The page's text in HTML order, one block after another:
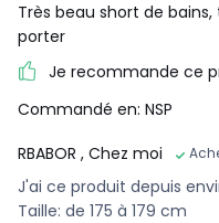
Très beau short de
porter
Je recommande ce
Commandé en: NSP
RBABOR , Chez moi
J'ai ce produit depuis
Taille: de 175 à 179 cm